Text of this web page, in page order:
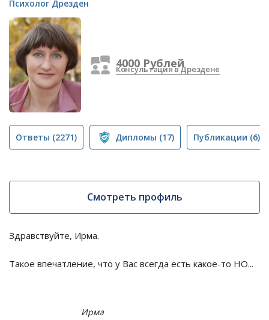
Психолог Дрезден
4000 Рублей
Консультация в Дрездене
Ответы (2271) Дипломы (17) Публикации (6)
Смотреть профиль
Здравствуйте, Ирма.
Такое впечатление, что у Вас всегда есть какое-то НО...
Ирма